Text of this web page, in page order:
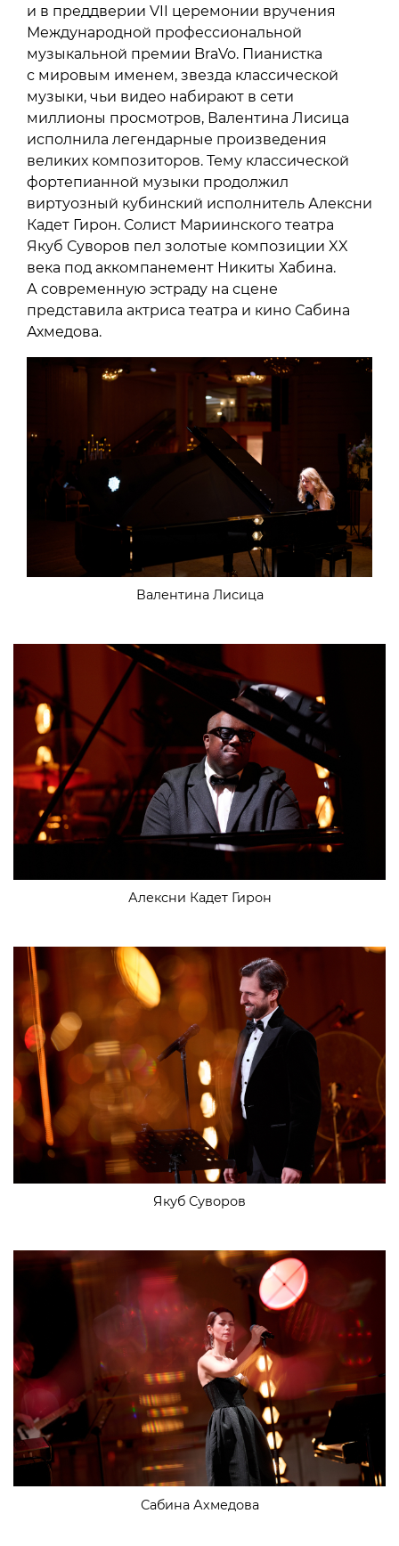
и в преддверии VII церемонии вручения
Международной профессиональной
музыкальной премии BraVo. Пианистка
с мировым именем, звезда классической
музыки, чьи видео набирают в сети
миллионы просмотров, Валентина Лисица
исполнила легендарные произведения
великих композиторов. Тему классической
фортепианной музыки продолжил
виртуозный кубинский исполнитель Алексни
Кадет Гирон. Солист Мариинского театра
Якуб Суворов пел золотые композиции XX
века под аккомпанемент Никиты Хабина.
А современную эстраду на сцене
представила актриса театра и кино Сабина
Ахмедова.
Валентина Лисица
Алексни Кадет Гирон
Якуб Суворов
Сабина Ахмедова